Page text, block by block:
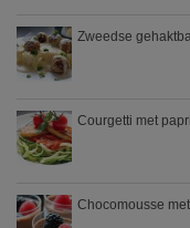
Zweedse
Courgetti met
Chocomousse